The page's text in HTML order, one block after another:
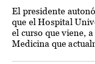
El presidente
que el Hospital
el curso que viene,
Medicina que